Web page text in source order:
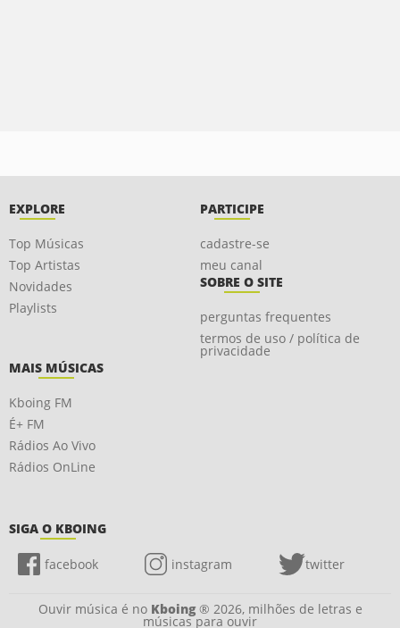
EXPLORE
Top Músicas
Top Artistas
Novidades
Playlists
PARTICIPE
cadastre-se
meu canal
SOBRE O SITE
perguntas frequentes
termos de uso / política de
privacidade
MAIS MÚSICAS
Kboing FM
É+ FM
Rádios Ao Vivo
Rádios OnLine
SIGA O KBOING
facebook instagram twitter
Ouvir música é no Kboing® 2026, milhões de letras e
músicas para ouvir